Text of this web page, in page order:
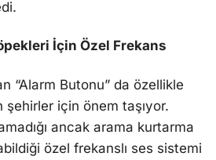
İçin Özel Frekans
“Alarm Butonu” da özellikle
şehirler için önem taşıyor.
ancak arama kurtarma
özel frekanslı ses sistemi